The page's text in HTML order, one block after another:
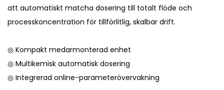
att automatiskt matcha dosering till totalt flöde och
processkoncentration för tillförlitlig, skalbar drift.
◎ Kompakt medarmonterad enhet
◎ Multikemisk automatisk dosering
◎ Integrerad online-parameterövervakning